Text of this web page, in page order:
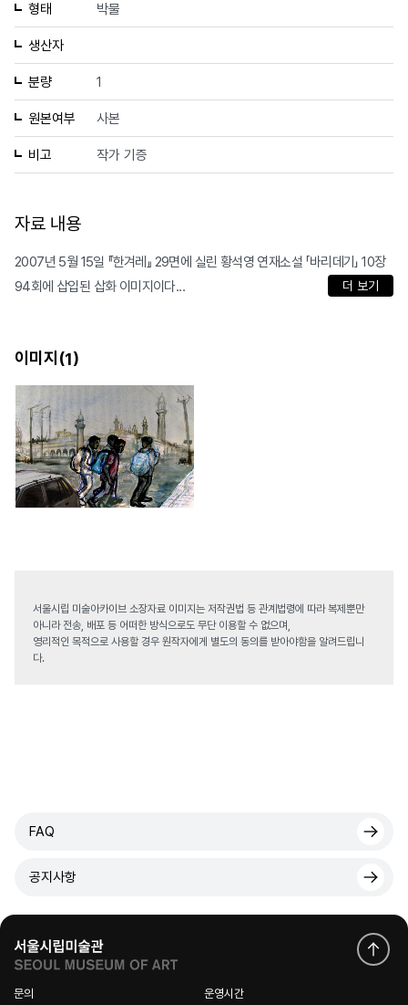
형태 박물
생산자
분량 1
원본여부 사본
비고 작가 기증
자료 내용
2007년 5월 15일 『한겨레』 29면에 실린 황석영 연재소설 「바리데기」 10장
94회에 삽입된 삽화 이미지이다...
더 보기
이미지(1)
서울시립 미술아카이브 소장자료 이미지는 저작권법 등 관계법령에 따라 복제뿐만
아니라 전송, 배포 등 어떠한 방식으로도 무단 이용할 수 없으며,
영리적인 목적으로 사용할 경우 원작자에게 별도의 동의를 받아야함을 알려드립니
다.
FAQ
공지사항
문의 운영시간